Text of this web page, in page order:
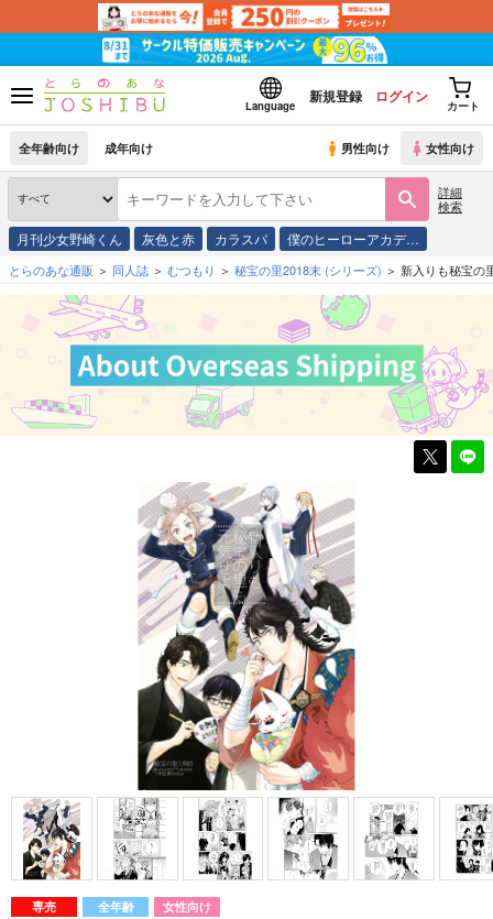
Language
新規登録 ログイン
カート
全年齢向け 成年向け 男性向け 女性向け
詳細
検索
月刊少女野崎くん 灰色と赤 カラスバ 僕のヒーローアカデ…
とらのあな通販 同人誌 むつもり 秘宝の里2018末 (シリーズ) 新入りも秘宝の
専売 全年齢 女性向け